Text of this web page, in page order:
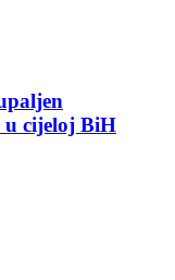
u cijeloj BiH